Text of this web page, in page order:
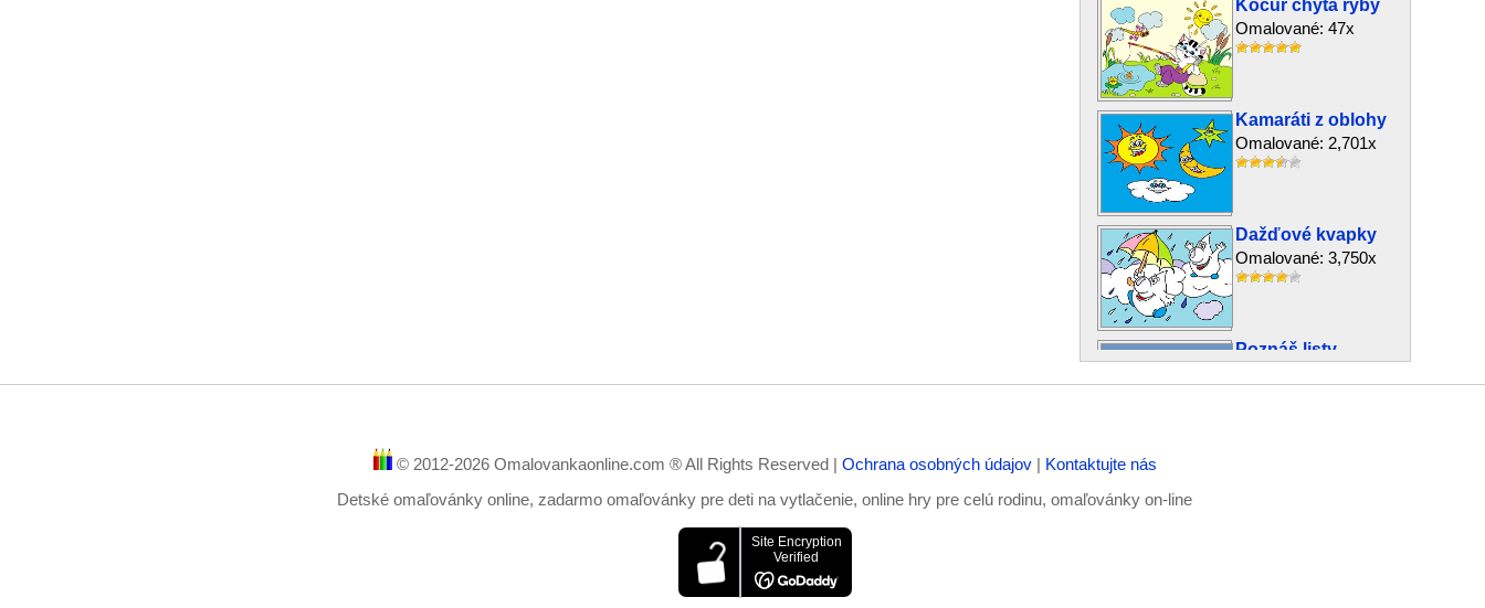
Kocúr chytá ryby
Omalované: 47x
Kamaráti z oblohy
Omalované: 2,701x
Dažďové kvapky
Omalované: 3,750x
Poznáš listy
© 2012-2026 Omalovankaonline.com ® All Rights Reserved | Ochrana osobných údajov | Kontaktujte nás
Detské omaľovánky online, zadarmo omaľovánky pre deti na vytlačenie, online hry pre celú rodinu, omaľovánky on-line